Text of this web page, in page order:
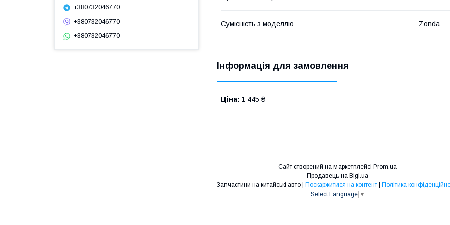
Сумісність з моделлю Zonda
Інформація для замовлення
Ціна: 1 445 ₴
+380732046770
+380732046770
+380732046770
Сайт створений на маркетплейсі Prom.ua
Продавець на Bigl.ua
Запчастини на китайські авто | Поскаржитися на контент | Політика
Select Language ▼